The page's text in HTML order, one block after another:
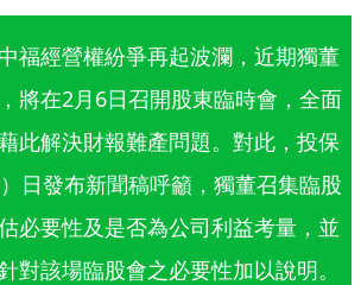
福經營權紛爭再起波瀾，近期獨董
將在2月6日召開股東臨時會，全面
此解決財報難產問題。對此，投保
日發布新聞稿呼籲，獨董召集臨股
必要性及是否為公司利益考量，並
對該場臨股會之必要性加以說明。